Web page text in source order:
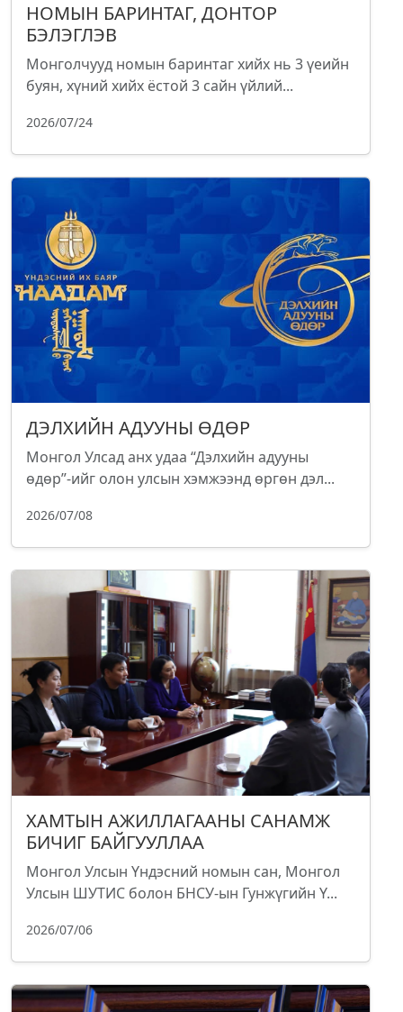
НОМЫН БАРИНТАГ, ДОНТОР
БЭЛЭГЛЭВ
Монголчууд номын баринтаг хийх нь 3 үеийн
буян, хүний хийх ёстой 3 сайн үйлий...
2026/07/24
ДЭЛХИЙН АДУУНЫ ӨДӨР
Монгол Улсад анх удаа “Дэлхийн адууны
өдөр”-ийг олон улсын хэмжээнд өргөн дэл...
2026/07/08
ХАМТЫН АЖИЛЛАГААНЫ САНАМЖ
БИЧИГ БАЙГУУЛЛАА
Монгол Улсын Үндэсний номын сан, Монгол
Улсын ШУТИС болон БНСУ-ын Гунжүгийн Ү...
2026/07/06